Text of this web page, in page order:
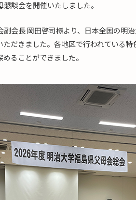
談会を開催いたしました。
会長 岡田啓司様より、日本全国の明
だきました。各地区で行われている
ることができました。